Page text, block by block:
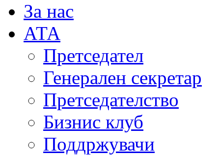
За нас
АТА
Претседател
Генерален секретар
Претседателство
Бизнис клуб
Поддржувачи